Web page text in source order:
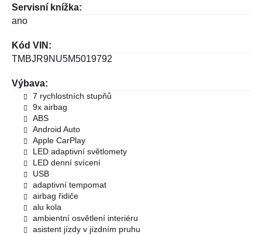
Servisní knížka:
ano
Kód VIN:
TMBJR9NU5M5019792
Výbava:
7 rychlostních stupňů
9x airbag
ABS
Android Auto
Apple CarPlay
LED adaptivní světlomety
LED denní svícení
USB
adaptivní tempomat
airbag řidiče
alu kola
ambientní osvětlení interiéru
asistent jízdy v jízdním pruhu